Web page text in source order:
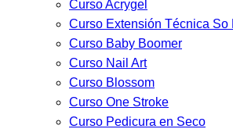
Curso Acrygel
Curso Extensión Técnica So
Curso Baby Boomer
Curso Nail Art
Curso Blossom
Curso One Stroke
Curso Pedicura en Seco